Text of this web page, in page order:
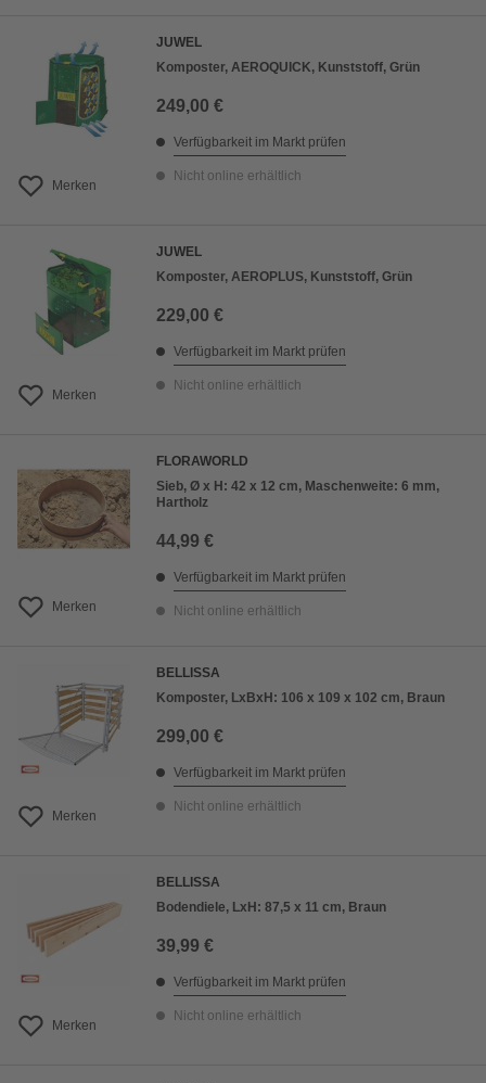
Merken
JUWEL
Komposter, AEROQUICK, Kunststoff, Grün
249,00 €
Verfügbarkeit im Markt prüfen
Nicht online erhältlich
Merken
JUWEL
Komposter, AEROPLUS, Kunststoff, Grün
229,00 €
Verfügbarkeit im Markt prüfen
Nicht online erhältlich
Merken
FLORAWORLD
Sieb, Ø x H: 42 x 12 cm, Maschenweite: 6 mm,
Hartholz
44,99 €
Verfügbarkeit im Markt prüfen
Nicht online erhältlich
Merken
BELLISSA
Komposter, LxBxH: 106 x 109 x 102 cm, Braun
299,00 €
Verfügbarkeit im Markt prüfen
Nicht online erhältlich
Merken
BELLISSA
Bodendiele, LxH: 87,5 x 11 cm, Braun
39,99 €
Verfügbarkeit im Markt prüfen
Nicht online erhältlich